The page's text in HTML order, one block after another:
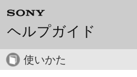
ヘルプガイド
使いかた